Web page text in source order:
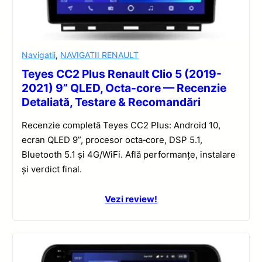
Navigatii, NAVIGATII RENAULT
Teyes CC2 Plus Renault Clio 5 (2019-
2021) 9” QLED, Octa-core — Recenzie
Detaliată, Testare & Recomandări
Recenzie completă Teyes CC2 Plus: Android 10,
ecran QLED 9”, procesor octa‑core, DSP 5.1,
Bluetooth 5.1 și 4G/WiFi. Află performanțe, instalare
și verdict final.
Vezi review!